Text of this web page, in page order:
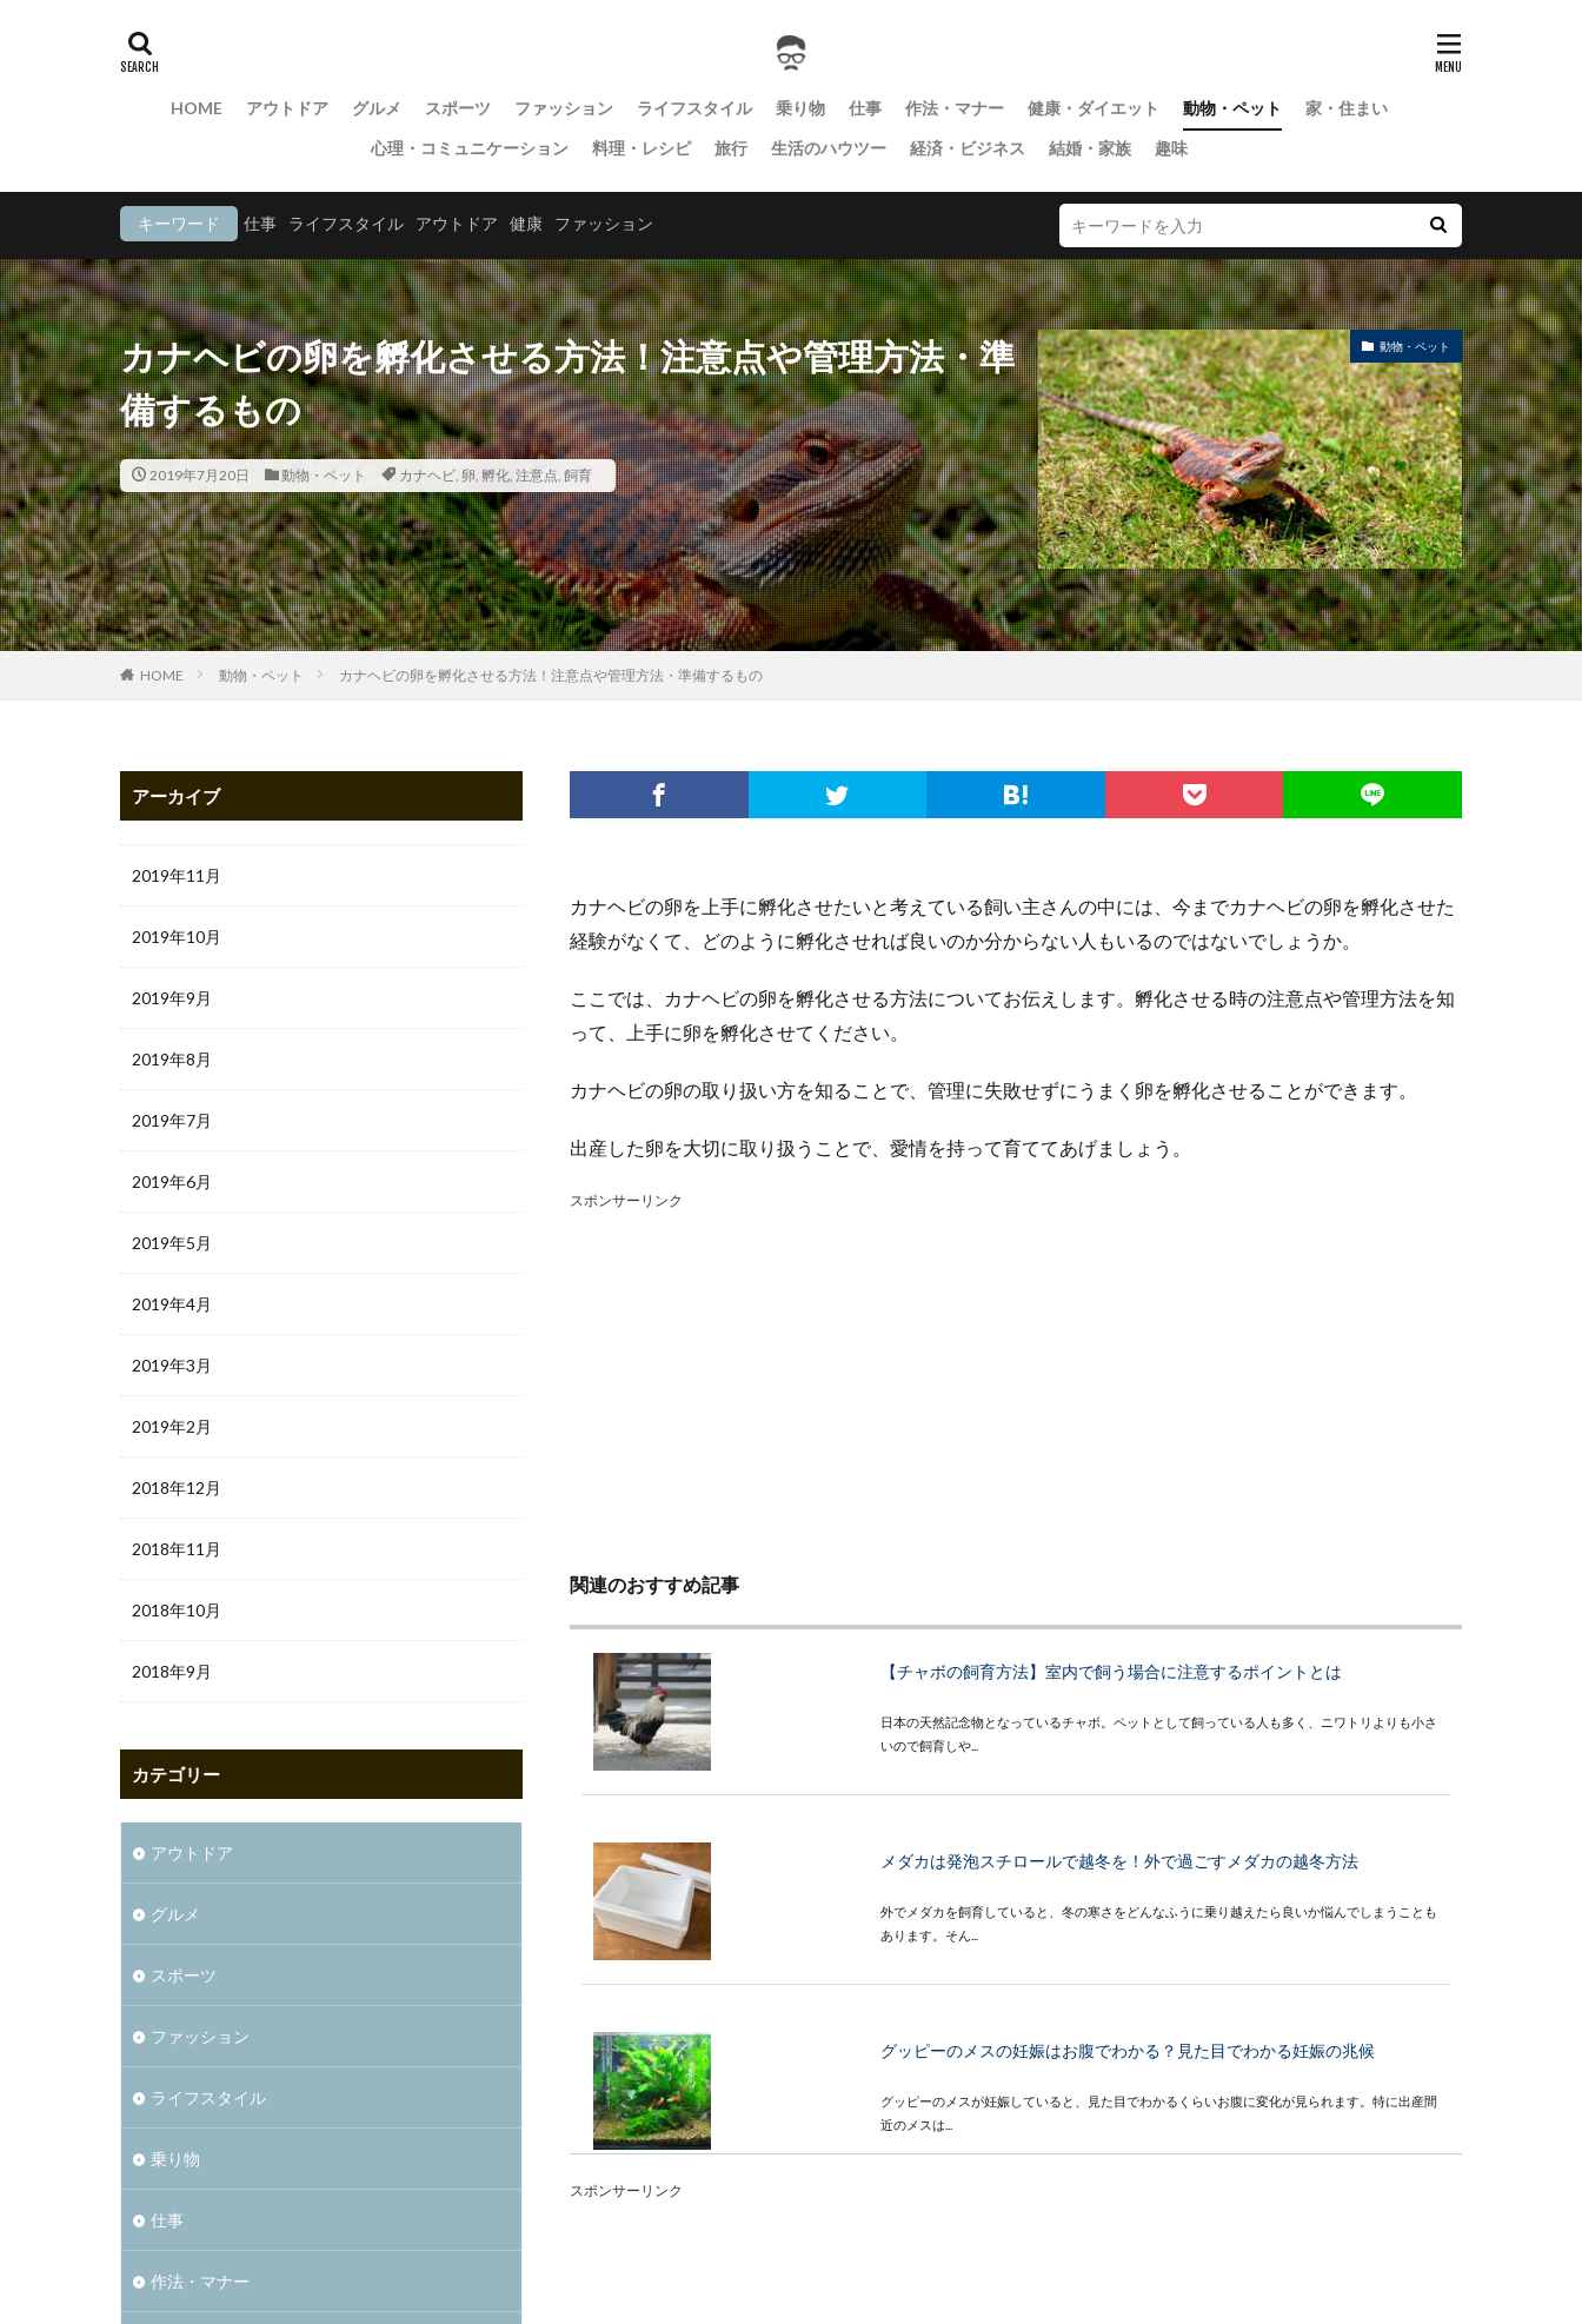
HOME アウトドア グルメ スポーツ ファッション ライフスタイル 乗り物 仕事 作法・マナー 健康・ダイエット 動物・ペット
家・住まい
心理・コミュニケーション
料理・レシピ 旅行 生活のハウツー 経済・ビジネス 結婚・家族 趣味
キーワード 仕事 ライフスタイル アウトドア 健康 ファッション
カナヘビの卵を孵化させる方法！注意点や管理方法・準
備するもの
2019年7月20日 動物・ペット カナヘビ, 卵, 孵化, 注意点, 飼育
動物・ペット
HOME 動物・ペット カナヘビの卵を孵化させる方法！注意点や管理方法・準備するもの
カナヘビの卵を上手に孵化させたいと考えている飼い主さんの中には、今までカナヘビの卵を孵化させた
経験がなくて、どのように孵化させれば良いのか分からない人もいるのではないでしょうか。
ここでは、カナヘビの卵を孵化させる方法についてお伝えします。孵化させる時の注意点や管理方法を知
って、上手に卵を孵化させてください。
カナヘビの卵の取り扱い方を知ることで、管理に失敗せずにうまく卵を孵化させることができます。
出産した卵を大切に取り扱うことで、愛情を持って育ててあげましょう。
スポンサーリンク
関連のおすすめ記事
【チャボの飼育方法】室内で飼う場合に注意するポイントとは
日本の天然記念物となっているチャボ。ペットとして飼っている人も多く、ニワトリよりも小さ
いので飼育しや...
メダカは発泡スチロールで越冬を！外で過ごすメダカの越冬方法
外でメダカを飼育していると、冬の寒さをどんなふうに乗り越えたら良いか悩んでしまうことも
あります。そん...
グッピーのメスの妊娠はお腹でわかる？見た目でわかる妊娠の兆候
グッピーのメスが妊娠していると、見た目でわかるくらいお腹に変化が見られます。特に出産間
近のメスは...
スポンサーリンク
アーカイブ
2019年11月
2019年10月
2019年9月
2019年8月
2019年7月
2019年6月
2019年5月
2019年4月
2019年3月
2019年2月
2018年12月
2018年11月
2018年10月
2018年9月
カテゴリー
アウトドア
グルメ
スポーツ
ファッション
ライフスタイル
乗り物
仕事
作法・マナー